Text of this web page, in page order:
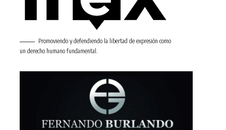
Promoviendo y defendiendo la libertad de expresión como
un derecho humano fundamental.